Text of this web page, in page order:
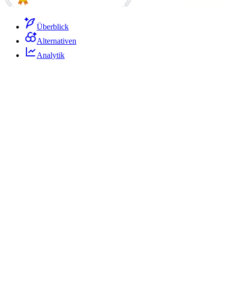
Überblick
Alternativen
Analytik